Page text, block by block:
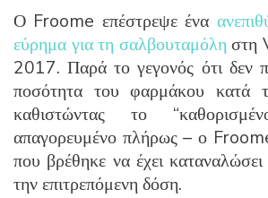
Ο Froome επέστρεψε ένα
εύρημα για τη σαλβουταμόλη στη
2017. Παρά το γεγονός ότι δεν
ποσότητα του φαρμάκου κατά
καθιστώντας το
απαγορευμένο πλήρως – ο
που βρέθηκε να έχει
την επιτρεπόμενη δόση.